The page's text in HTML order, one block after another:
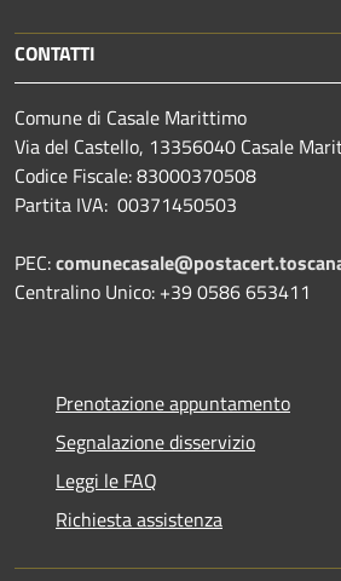
CONTATTI
Comune di Casale Marittimo
Via del Castello, 13356040 Casale
Codice Fiscale: 83000370508
Partita IVA: 00371450503
PEC:
Centralino Unico: +39 0586 653411
Prenotazione appuntamento
Segnalazione disservizio
Leggi le FAQ
Richiesta assistenza